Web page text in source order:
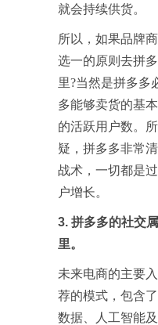
就会持续供货。
所以，如果品牌
选一的原则去拼
里?当然是拼多多
多能够卖货的基
的活跃用户数。
疑，拼多多非常
战术，一切都是
户增长。
3. 拼多多的社交
里。
未来电商的主要
荐的模式，包含
数据、人工智能及